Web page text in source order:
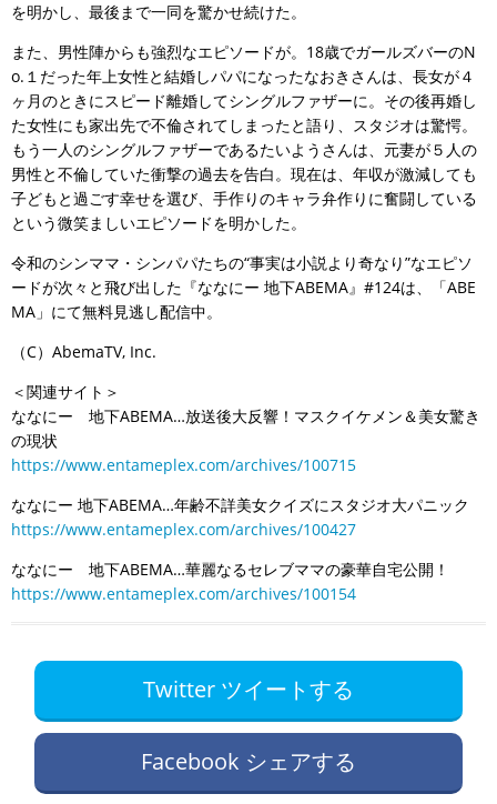
を明かし、最後まで一同を驚かせ続けた。
また、男性陣からも強烈なエピソードが。18歳でガールズバーのN
o.１だった年上女性と結婚しパパになったなおきさんは、長女が４
ヶ月のときにスピード離婚してシングルファザーに。その後再婚し
た女性にも家出先で不倫されてしまったと語り、スタジオは驚愕。
もう一人のシングルファザーであるたいようさんは、元妻が５人の
男性と不倫していた衝撃の過去を告白。現在は、年収が激減しても
子どもと過ごす幸せを選び、手作りのキャラ弁作りに奮闘している
という微笑ましいエピソードを明かした。
令和のシンママ・シンパパたちの“事実は小説より奇なり”なエピソ
ードが次々と飛び出した『ななにー 地下ABEMA』#124は、「ABE
MA」にて無料見逃し配信中。
（C）AbemaTV, Inc.
＜関連サイト＞
ななにー 地下ABEMA…放送後大反響！マスクイケメン＆美女驚き
の現状
https://www.entameplex.com/archives/100715
ななにー 地下ABEMA…年齢不詳美女クイズにスタジオ大パニック
https://www.entameplex.com/archives/100427
ななにー 地下ABEMA…華麗なるセレブママの豪華自宅公開！
https://www.entameplex.com/archives/100154
Twitter ツイートする
Facebook シェアする